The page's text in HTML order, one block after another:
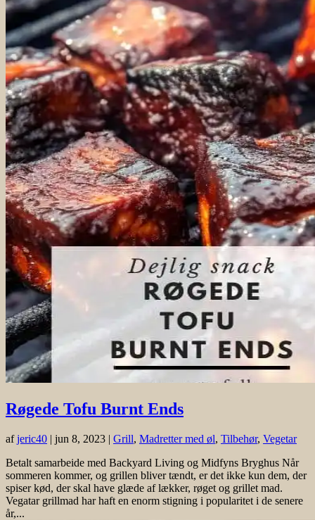
Røgede Tofu Burnt Ends
afjeric40 | jun 8, 2023 | Grill, Madretter med øl, Tilbehør, Vegetar
Betalt samarbeide med Backyard Living og Midfyns Bryghus Når
sommeren kommer, og grillen bliver tændt, er det ikke kun dem, der
spiser kød, der skal have glæde af lækker, røget og grillet mad.
Vegatar grillmad har haft en enorm stigning i popularitet i de senere
år,...